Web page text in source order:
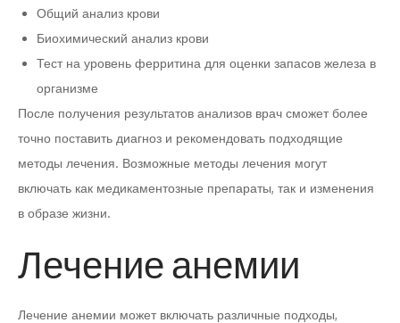
Общий анализ крови
Биохимический анализ крови
Тест на уровень ферритина для оценки запасов железа в
организме
После получения результатов анализов врач сможет более
точно поставить диагноз и рекомендовать подходящие
методы лечения. Возможные методы лечения могут
включать как медикаментозные препараты, так и изменения
в образе жизни.
Лечение анемии
Лечение анемии может включать различные подходы,